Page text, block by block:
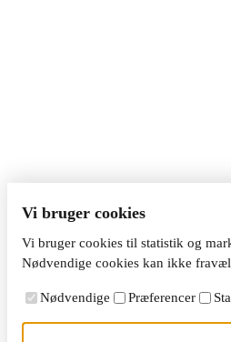
Vi bruger cookies
Vi bruger cookies til statistik og
Nødvendige cookies kan ikke
Nødvendige Præferencer